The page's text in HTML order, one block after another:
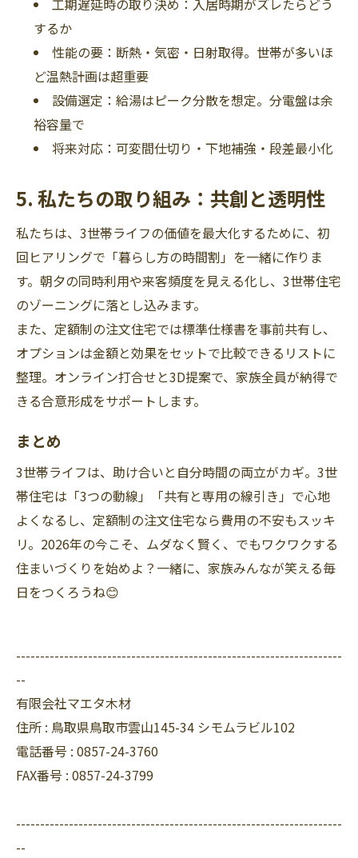
するか
性能の要：断熱・気密・日射取得。世帯が多いほ
ど温熱計画は超重要
設備選定：給湯はピーク分散を想定。分電盤は余
裕容量で
将来対応：可変間仕切り・下地補強・段差最小化
5. 私たちの取り組み：共創と透明性
私たちは、3世帯ライフの価値を最大化するために、初
回ヒアリングで「暮らし方の時間割」を一緒に作りま
す。朝夕の同時利用や来客頻度を見える化し、3世帯住宅
のゾーニングに落とし込みます。
また、定額制の注文住宅では標準仕様書を事前共有し、
オプションは金額と効果をセットで比較できるリストに
整理。オンライン打合せと3D提案で、家族全員が納得で
きる合意形成をサポートします。
まとめ
3世帯ライフは、助け合いと自分時間の両立がカギ。3世
帯住宅は「3つの動線」「共有と専用の線引き」で心地
よくなるし、定額制の注文住宅なら費用の不安もスッキ
リ。2026年の今こそ、ムダなく賢く、でもワクワクする
住まいづくりを始めよ？一緒に、家族みんなが笑える毎
日をつくろうね😊
--------------------------------------------------------------------
--
有限会社マエタ木材
住所 : 鳥取県鳥取市雲山145-34 シモムラビル102
電話番号 : 0857-24-3760
FAX番号 : 0857-24-3799
--------------------------------------------------------------------
--